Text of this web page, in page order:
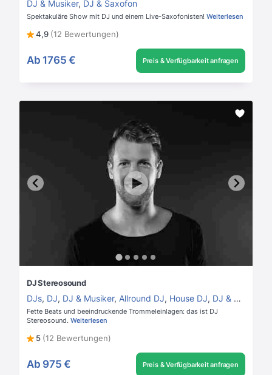
DJ & Musiker, DJ & Saxofon
Spektakuläre Show mit DJ und einem Live-Saxofonisten! Weiterlesen
4,9 (12 Bewertungen)
Ab 1765 € Preis & Verfügbarkeit anfragen
DJ Stereosound
DJs, DJ, DJ & Musiker, Allround DJ, House DJ, DJ & Perkussion
Fette Beats und beeindruckende Trommeleinlagen: das ist DJ
Stereosound. Weiterlesen
5 (12 Bewertungen)
Ab 975 € Preis & Verfügbarkeit anfragen